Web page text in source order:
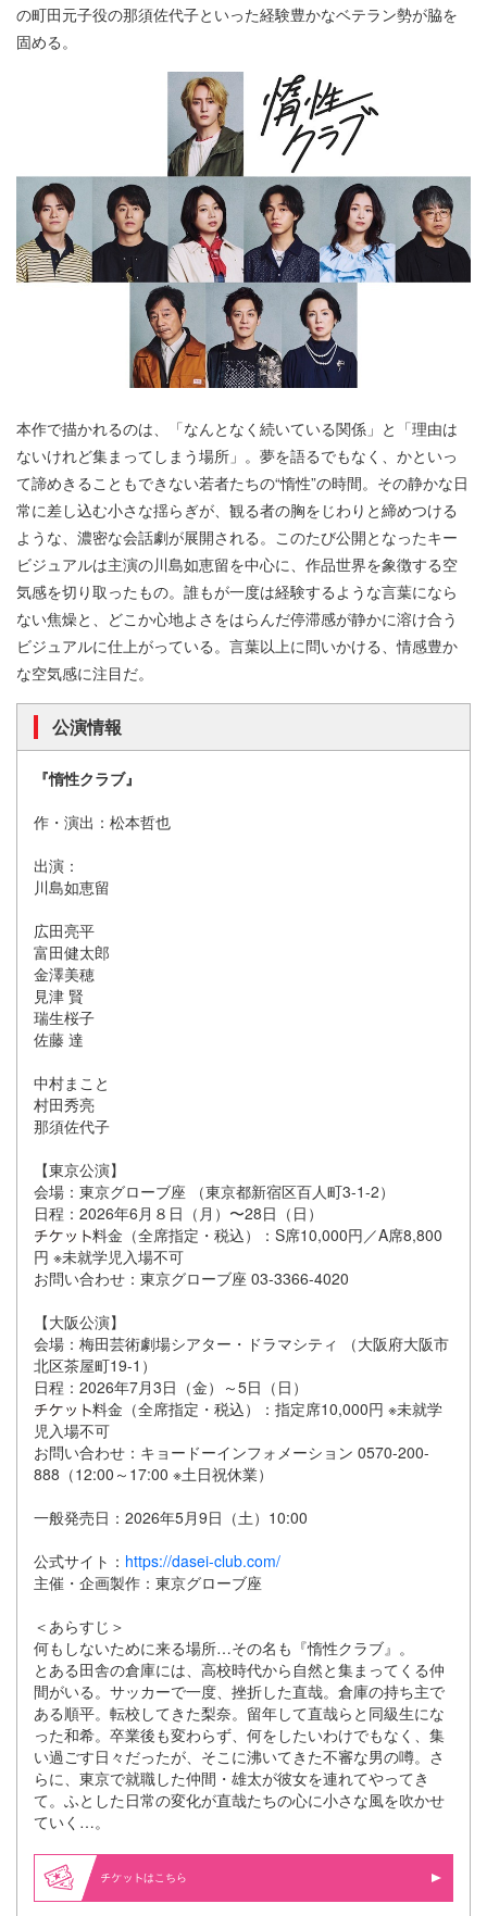
の町田元子役の那須佐代子といった経験豊かなベテラン勢が脇を
固める。
本作で描かれるのは、「なんとなく続いている関係」と「理由は
ないけれど集まってしまう場所」。夢を語るでもなく、かといっ
て諦めきることもできない若者たちの“惰性”の時間。その静かな日
常に差し込む小さな揺らぎが、観る者の胸をじわりと締めつける
ような、濃密な会話劇が展開される。このたび公開となったキー
ビジュアルは主演の川島如恵留を中心に、作品世界を象徴する空
気感を切り取ったもの。誰もが一度は経験するような言葉になら
ない焦燥と、どこか心地よさをはらんだ停滞感が静かに溶け合う
ビジュアルに仕上がっている。言葉以上に問いかける、情感豊か
な空気感に注目だ。
公演情報
『惰性クラブ』
作・演出：松本哲也
出演：
川島如恵留
広田亮平
富田健太郎
金澤美穂
見津 賢
瑞生桜子
佐藤 達
中村まこと
村田秀亮
那須佐代子
【東京公演】
会場：東京グローブ座 （東京都新宿区百人町3-1-2）
日程：2026年6月８日（月）〜28日（日）
料金（全席指定・税込）：S席10,000円／A席8,800
円 ※未就学児入場不可
お問い合わせ：東京グローブ座 03-3366-4020
【大阪公演】
会場：梅田芸術劇場シアター・ドラマシティ （大阪府大阪市
北区茶屋町19-1）
日程：2026年7月3日（金）～5日（日）
料金（全席指定・税込）：指定席10,000円 ※未就学
児入場不可
お問い合わせ：キョードーインフォメーション 0570-200-
888（12:00～17:00 ※土日祝休業）
一般発売日：2026年5月9日（土）10:00
公式サイト： https://dasei-club.com/
主催・企画製作：東京グローブ座
＜あらすじ＞
何もしないために来る場所…その名も『惰性クラブ』。
とある田舎の倉庫には、高校時代から自然と集まってくる仲
間がいる。サッカーで一度、挫折した直哉。倉庫の持ち主で
ある順平。転校してきた梨奈。留年して直哉らと同級生にな
った和希。卒業後も変わらず、何をしたいわけでもなく、集
い過ごす日々だったが、そこに沸いてきた不審な男の噂。さ
らに、東京で就職した仲間・雄太が彼女を連れてやってき
て。ふとした日常の変化が直哉たちの心に小さな風を吹かせ
ていく…。
はこちら